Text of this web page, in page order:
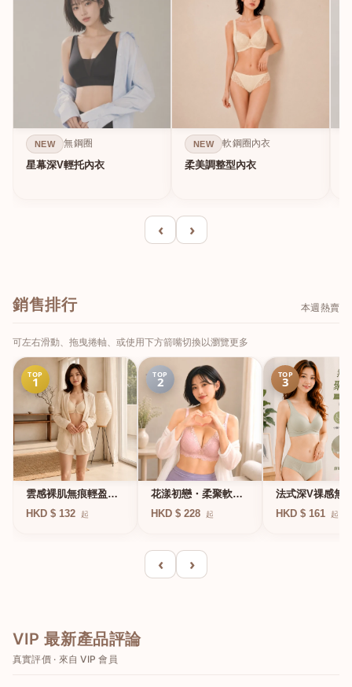
NEW 無鋼圈
星幕深V輕托內衣
NEW 軟鋼圈內衣
柔美調整型內衣
‹ ›
銷售排行 本週熱賣
可左右滑動、拖曳捲軸、或使用下方箭嘴切換以瀏覽更多
TOP
1
雲感裸肌無痕輕盈無
鋼圈內衣
HKD $ 132 起
TOP
2
花漾初戀・柔聚軟鋼
圈蕾絲內衣
HKD $ 228 起
TOP
3
法式深V祼感無
凍軟支撐條無鋼
HKD $ 161 起
‹ ›
VIP 最新產品評論
真實評價 · 來自 VIP 會員